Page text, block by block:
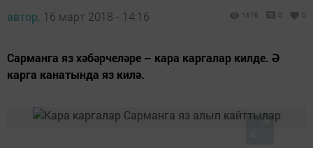
автор, 16 март 2018 - 14:16 1676 0 0
​​​​​​​Сарманга яз хәбәрчеләре – кара каргалар килде. Ә
карга канатында яз килә.